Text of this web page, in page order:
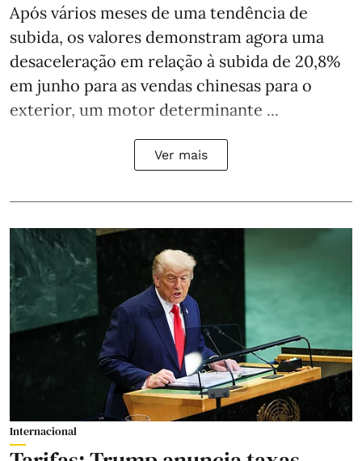
Após vários meses de uma tendência de
subida, os valores demonstram agora uma
desaceleração em relação à subida de 20,8%
em junho para as vendas chinesas para o
exterior, um motor determinante ...
Ver mais
Internacional